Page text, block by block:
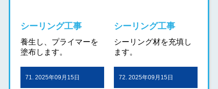
シーリング工事
養生し、プライマーを
塗布します。
シーリング工事
シーリング材を充填し
ます。
71. 2025年09月15日 72. 2025年09月15日